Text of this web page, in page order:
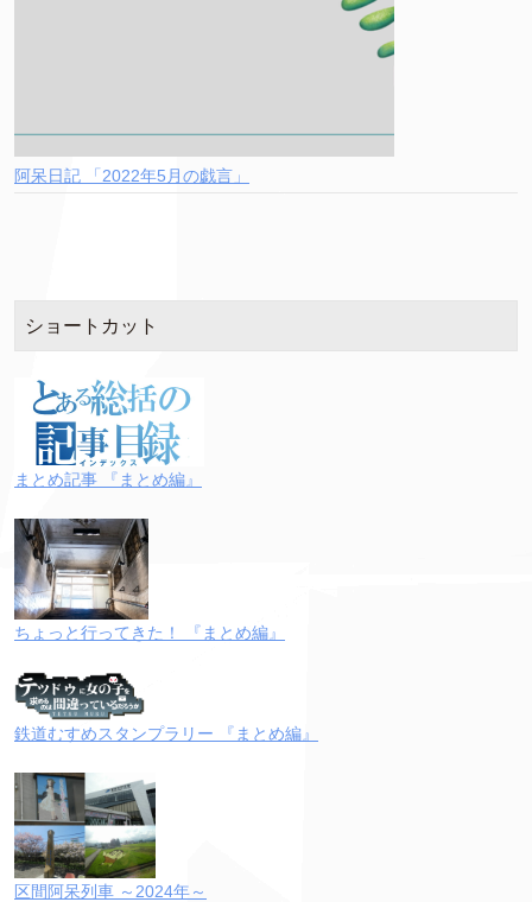
阿呆日記 「2022年5月の戯言」
ショートカット
まとめ記事 『まとめ編』
ちょっと行ってきた！ 『まとめ編』
鉄道むすめスタンプラリー 『まとめ編』
区間阿呆列車 ～2024年～